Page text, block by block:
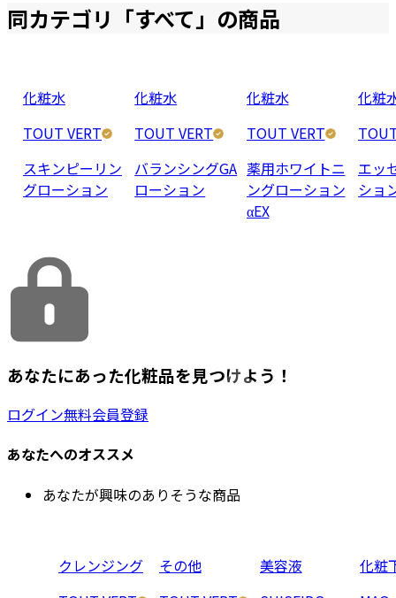
同カテゴリ「すべて 」の商品
化粧水
TOUT VERT
スキンピーリン
グローション
化粧水
TOUT VERT
バランシングGA
ローション
化粧水
TOUT VERT
薬用ホワイトニ
ングローション
αEX
化粧
エッ
ショ
あなたにあった化粧品を見つけよう！
ログイン無料会員登録
あなたへのオススメ
あなたが興味のありそうな商品
クレンジング
その他
美容液
化粧